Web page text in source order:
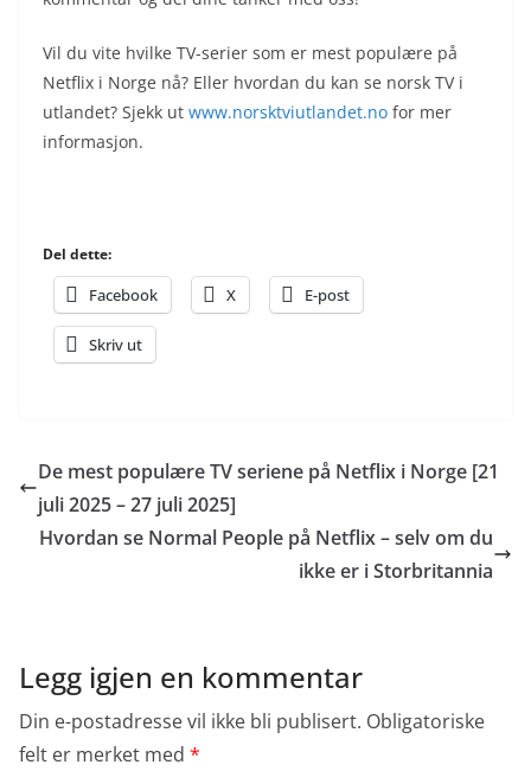
Vil du vite hvilke TV-serier som er mest populære på
Netflix i Norge nå? Eller hvordan du kan se norsk TV i
utlandet? Sjekk ut www.norsktviutlandet.no for mer
informasjon.
Del dette:
Facebook X E-post
Skriv ut
De mest populære TV seriene på Netflix i Norge [21
juli 2025 – 27 juli 2025]
Hvordan se Normal People på Netflix – selv om du
ikke er i Storbritannia
Legg igjen en kommentar
Din e-postadresse vil ikke bli publisert. Obligatoriske
felt er merket med *